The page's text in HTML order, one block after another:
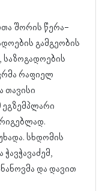
შორის წერა-
გამგეობის
რაფიელ
თავისი
ეგზემპლარი
სხდომის
და დავით